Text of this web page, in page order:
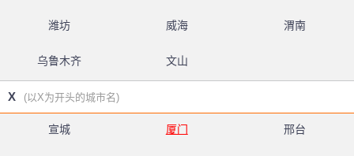
潍坊 威海 渭南
乌鲁木齐 文山
X (以X为开头的城市名)
宣城 厦门 邢台